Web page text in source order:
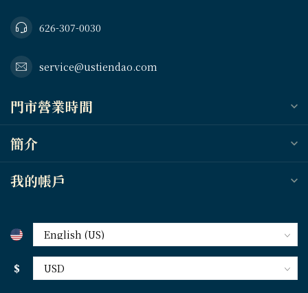
626-307-0030
service@ustiendao.com
門市營業時間
簡介
我的帳戶
$